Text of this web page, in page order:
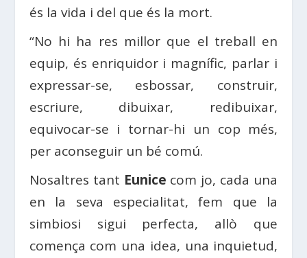
és la vida i del que és la mort.
“No hi ha res millor que el treball en
equip, és enriquidor i magnífic, parlar i
expressar-se, esbossar, construir,
escriure, dibuixar, redibuixar,
equivocar-se i tornar-hi un cop més,
per aconseguir un bé comú.
Nosaltres tant Eunice com jo, cada una
en la seva especialitat, fem que la
simbiosi sigui perfecta, allò que
comença com una idea, una inquietud,